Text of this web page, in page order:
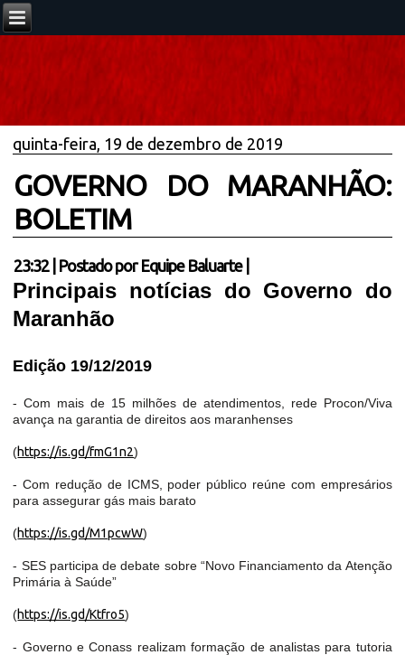
quinta-feira, 19 de dezembro de 2019
GOVERNO DO MARANHÃO:
BOLETIM
23:32| Postado por Equipe Baluarte
Principais notícias do Governo do
Maranhão
Edição 19/12/2019
- Com mais de 15 milhões de atendimentos, rede Procon/Viva
avança na garantia de direitos aos maranhenses
(https://is.gd/fmG1n2)
- Com redução de ICMS, poder público reúne com empresários
para assegurar gás mais barato
(https://is.gd/M1pcwW)
- SES participa de debate sobre “Novo Financiamento da Atenção
Primária à Saúde”
(https://is.gd/Ktfro5)
- Governo e Conass realizam formação de analistas para tutoria